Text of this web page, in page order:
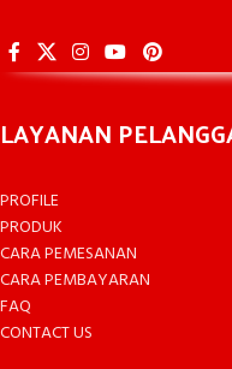
LAYANAN
PROFILE
PRODUK
CARA PEMESANAN
CARA PEMBAYARAN
FAQ
CONTACT US